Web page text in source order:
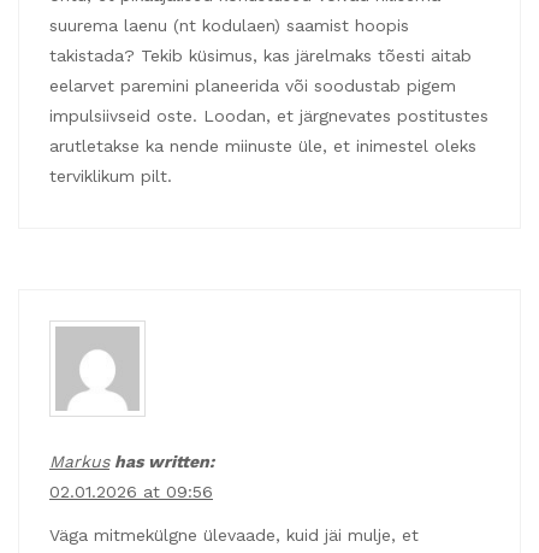
suurema laenu (nt kodulaen) saamist hoopis
takistada? Tekib küsimus, kas järelmaks tõesti aitab
eelarvet paremini planeerida või soodustab pigem
impulsiivseid oste. Loodan, et järgnevates postitustes
arutletakse ka nende miinuste üle, et inimestel oleks
terviklikum pilt.
Markushas written:
02.01.2026 at 09:56
Väga mitmekülgne ülevaade, kuid jäi mulje, et